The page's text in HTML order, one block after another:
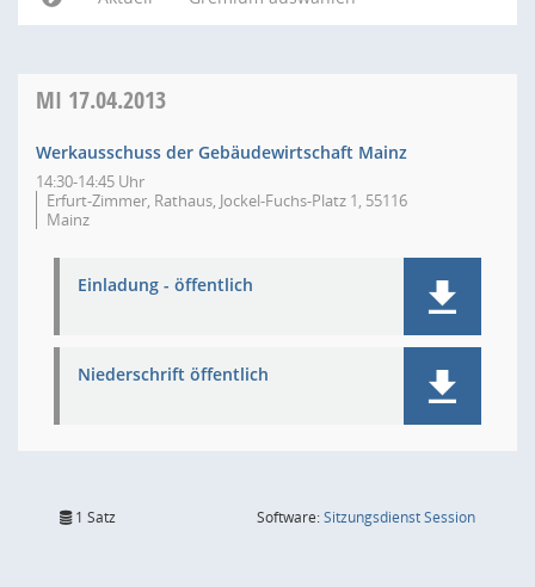
MI 17.04.2013
Werkausschuss der Gebäudewirtschaft Mainz
14:30-14:45 Uhr
Erfurt-Zimmer, Rathaus, Jockel-Fuchs-Platz 1, 55116
Mainz
Einladung - öffentlich
Niederschrift öffentlich
1 Satz Software:SitzungsdienstSession(Wird in